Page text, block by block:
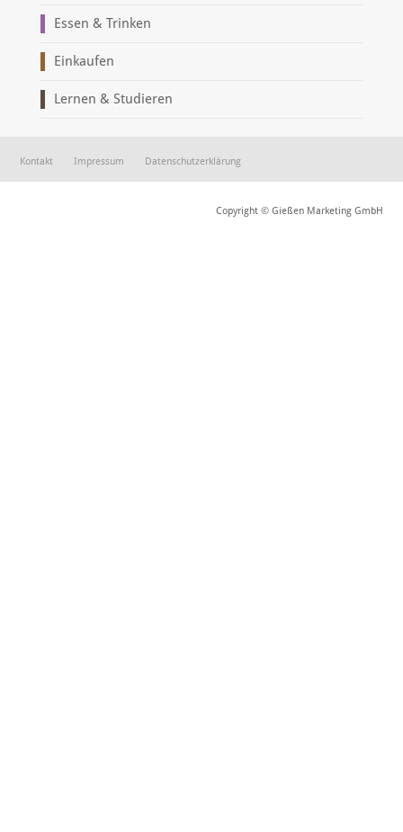
Essen & Trinken
Einkaufen
Lernen & Studieren
Kontakt Impressum Datenschutzerklärung
Copyright © Gießen Marketing GmbH